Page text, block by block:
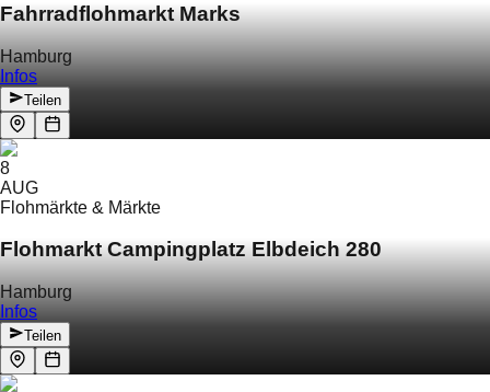
Fahrradflohmarkt Marks
Hamburg
Infos
Teilen
8
AUG
Flohmärkte & Märkte
Flohmarkt Campingplatz Elbdeich 280
Hamburg
Infos
Teilen